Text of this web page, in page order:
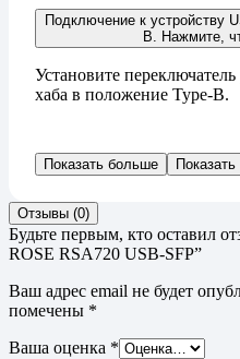
Подключение к устройству
B. Нажмите,
Установите
хаба в положение Type-B.
Показать больше Показать
Отзывы (0)
Будьте первым, кто оставил
ROSE RSA720 USB-SFP”
Ваш адрес email не будет
помечены *
Ваша оценка *